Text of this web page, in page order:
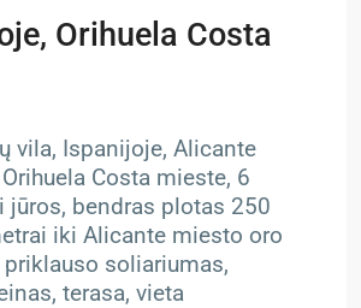
Orihuela Costa
vila, Ispanijoje, Alicante
Costa mieste, 6
jūros, bendras plotas 250
iki Alicante miesto oro
soliariumas,
terasa, vieta